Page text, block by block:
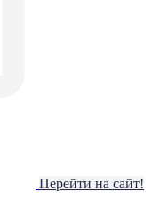
Перейти на сайт!